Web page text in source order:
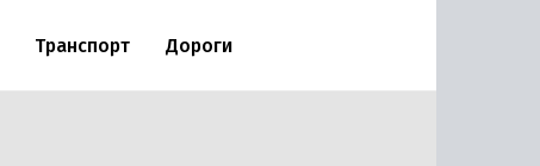
Транспорт Дороги